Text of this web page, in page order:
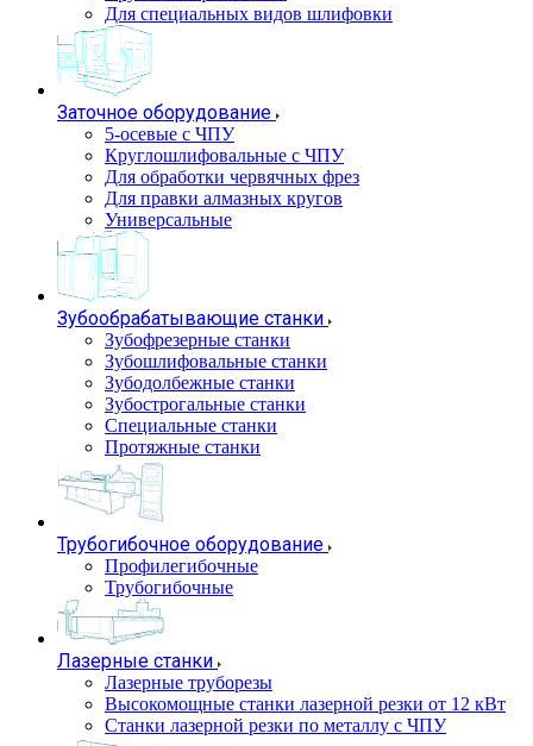
Для специальных видов шлифовки
Заточное оборудование
5-осевые с ЧПУ
Круглошлифовальные с ЧПУ
Для обработки червячных фрез
Для правки алмазных кругов
Универсальные
Зубообрабатывающие станки
Зубофрезерные станки
Зубошлифовальные станки
Зубодолбежные станки
Зубострогальные станки
Специальные станки
Протяжные станки
Трубогибочное оборудование
Профилегибочные
Трубогибочные
Лазерные станки
Лазерные труборезы
Высокомощные станки лазерной резки от 12 кВт
Станки лазерной резки по металлу с ЧПУ